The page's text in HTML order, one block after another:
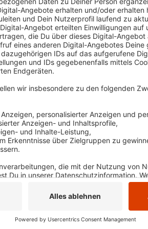
weitere Standorte gewünscht.
Veröffentlicht: Mittwoch, 22.11.2023 05:53
Anzeige